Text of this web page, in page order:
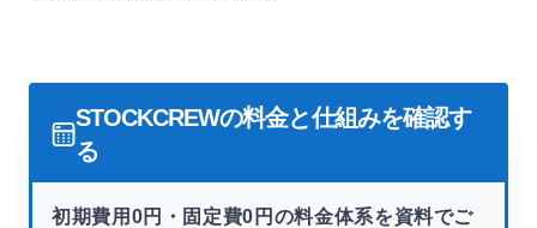
STOCKCREWの料金と仕組みを確認す
る
初期費用0円・固定費0円の料金体系を資料でご